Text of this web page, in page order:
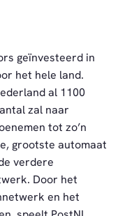
geïnvesteerd in
het hele land.
al 1100
zal naar
tot zo’n
grootste automaat
verdere
Door het
en het